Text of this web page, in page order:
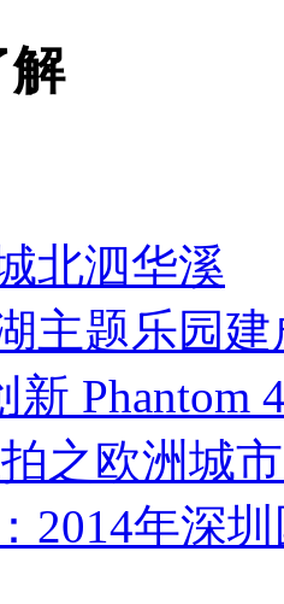
解
北泗华溪
主题乐园
新 Phantom
之欧洲城
2014年深